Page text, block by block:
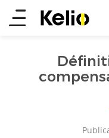
Aller
auMain